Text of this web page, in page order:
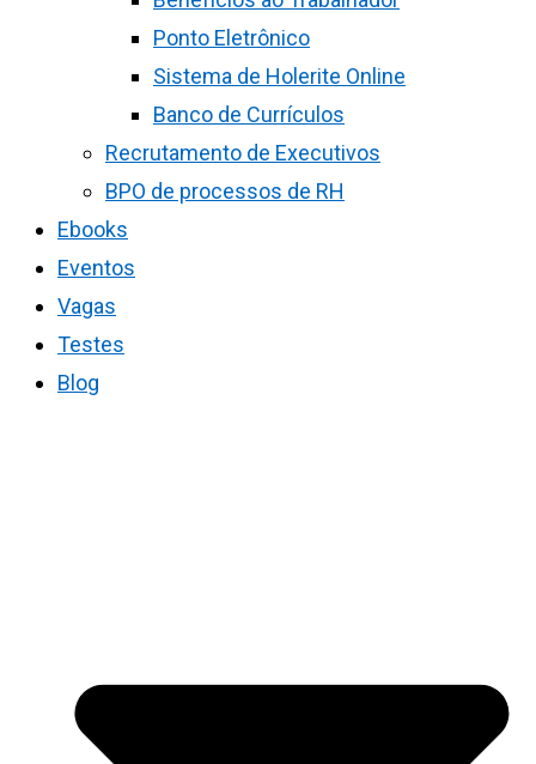
Ponto Eletrônico
Sistema de Holerite Online
Banco de Currículos
Recrutamento de Executivos
BPO de processos de RH
Ebooks
Eventos
Vagas
Testes
Blog